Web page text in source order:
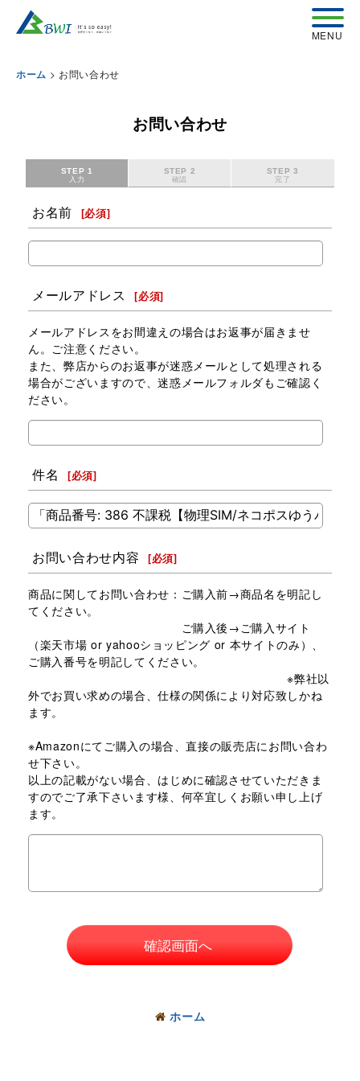
ホーム > お問い合わせ
お問い合わせ
STEP 1
入力
STEP 2
確認
STEP 3
完了
お名前 [必須]
メールアドレス [必須]
メールアドレスをお間違えの場合はお返事が届きませ
ん。ご注意ください。
また、弊店からのお返事が迷惑メールとして処理される
場合がございますので、迷惑メールフォルダもご確認く
ださい。
件名 [必須]
お問い合わせ内容 [必須]
商品に関してお問い合わせ：ご購入前→商品名を明記し
てください。
ご購入後→ご購入サイト
（楽天市場 or yahooショッピング or 本サイトのみ）、
ご購入番号を明記してください。
※弊社以
外でお買い求めの場合、仕様の関係により対応致しかね
ます。
※Amazonにてご購入の場合、直接の販売店にお問い合わ
せ下さい。
以上の記載がない場合、はじめに確認させていただきま
すのでご了承下さいます様、何卒宜しくお願い申し上げ
ます。
確認画面へ
ホーム